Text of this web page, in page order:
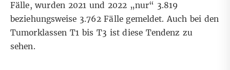
Fälle, wurden 2021 und 2022 „nur“ 3.819
beziehungsweise 3.762 Fälle gemeldet. Auch bei den
Tumorklassen T1 bis T3 ist diese Tendenz zu
sehen.